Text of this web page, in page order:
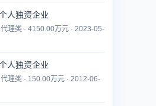
人独资企业
理类 · 4150.00万元 · 2023-05-
人独资企业
理类 · 150.00万元 · 2012-06-